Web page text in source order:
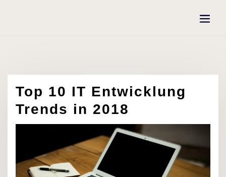
Top 10 IT Entwicklung
Trends in 2018